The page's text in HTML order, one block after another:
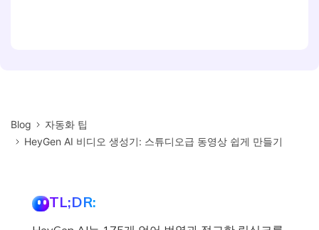
Blog
자동화 팁
HeyGen AI 비디오 생성기: 스튜디오급 동영상 쉽게 만들기
TL;DR: